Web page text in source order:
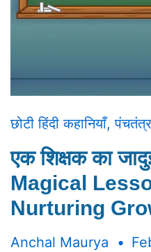
छोटी हिंदी कहानियाँ,पंचतंत्र
एक शिक्षक का
Magical
Nurturing
Anchal Maurya